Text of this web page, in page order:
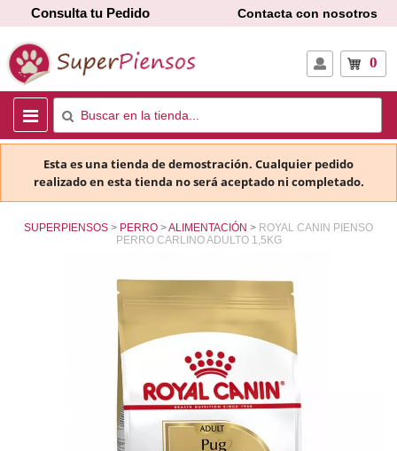
Consulta tu Pedido Contacta con nosotros
0
Esta es una tienda de demostración. Cualquier pedido
realizado en esta tienda no será aceptado ni completado.
SUPERPIENSOS PERRO ALIMENTACIÓN
ROYAL CANIN PIENSO
PERRO CARLINO ADULTO 1,5KG